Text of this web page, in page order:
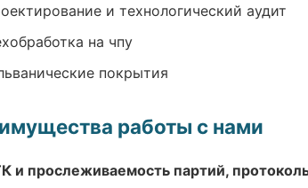
и технологический аудит
на чпу
покрытия
работы с нами
и прослеживаемость партий,